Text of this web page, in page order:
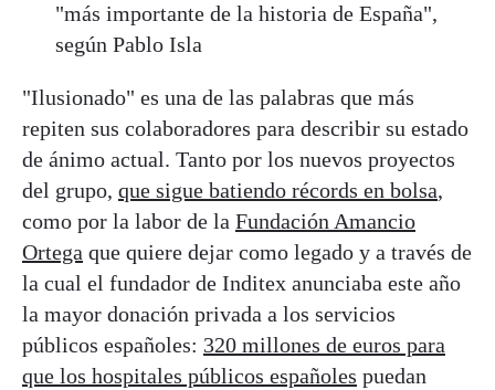
"más importante de la historia de España",
según Pablo Isla
"Ilusionado" es una de las palabras que más
repiten sus colaboradores para describir su estado
de ánimo actual. Tanto por los nuevos proyectos
del grupo, que sigue batiendo récords en bolsa,
como por la labor de la Fundación Amancio
Ortega que quiere dejar como legado y a través de
la cual el fundador de Inditex anunciaba este año
la mayor donación privada a los servicios
públicos españoles: 320 millones de euros para
que los hospitales públicos españoles puedan